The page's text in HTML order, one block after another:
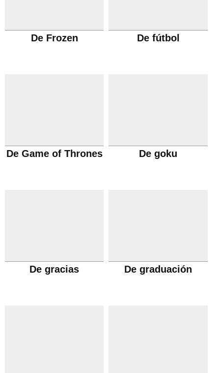
De Frozen De fútbol
De Game of Thrones De goku
De gracias De graduación